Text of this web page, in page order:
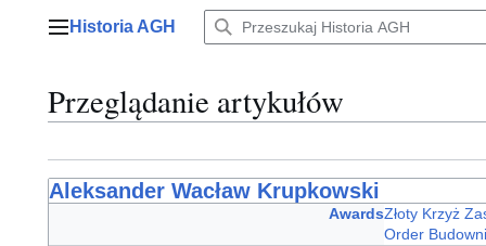
Menu główne
Historia AGH
Przeglądanie artykułów
Aleksander Wacław Krupkowski
AwardsZłoty Krzyż
Order